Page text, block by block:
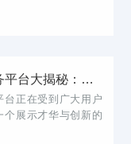
抖音创作服务平台
抖音创作服务平台大揭秘：选对平台，才华更闪耀
台正在受到广大用户
个展示才华与创新的
热门的短视频平台